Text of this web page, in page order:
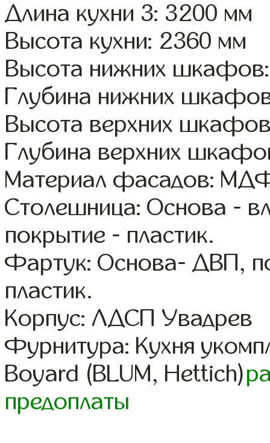
Длина кухни 3: 3200 мм
Высота кухни: 2360 мм
Высота нижних
Глубина нижних
Высота верхних
Глубина верхних
Материал фасадов:
Столешница: Основа -
покрытие - пластик.
Фартук: Основа- ДВП,
пластик.
Корпус: ЛДСП Увадрев
Фурнитура: Кухня
Boyard (BLUM, Hettich)
предоплаты